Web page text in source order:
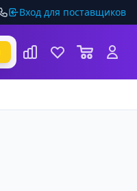
Вход для поставщиков